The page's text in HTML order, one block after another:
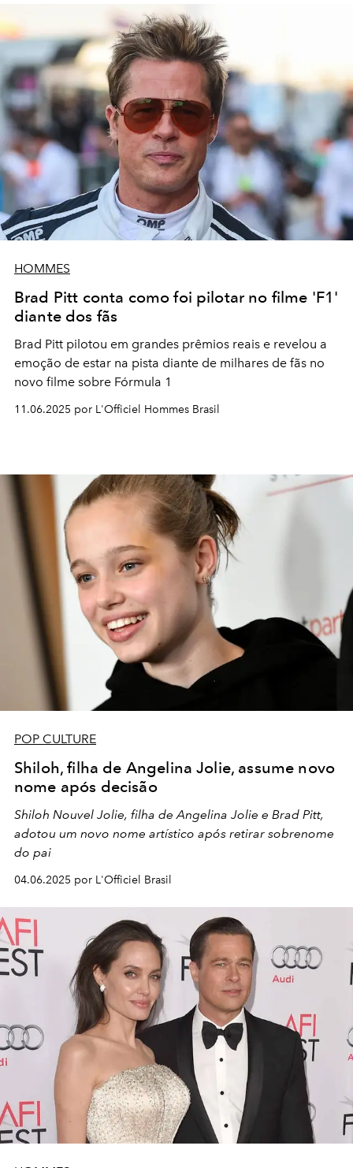
HOMMES
Brad Pitt conta como foi pilotar no filme 'F1'
diante dos fãs
Brad Pitt pilotou em grandes prêmios reais e revelou a
emoção de estar na pista diante de milhares de fãs no
novo filme sobre Fórmula 1
11.06.2025 por L'Officiel Hommes Brasil
POP CULTURE
Shiloh, filha de Angelina Jolie, assume novo
nome após decisão
Shiloh Nouvel Jolie, filha de Angelina Jolie e Brad Pitt,
adotou um novo nome artístico após retirar sobrenome
do pai
04.06.2025 por L'Officiel Brasil